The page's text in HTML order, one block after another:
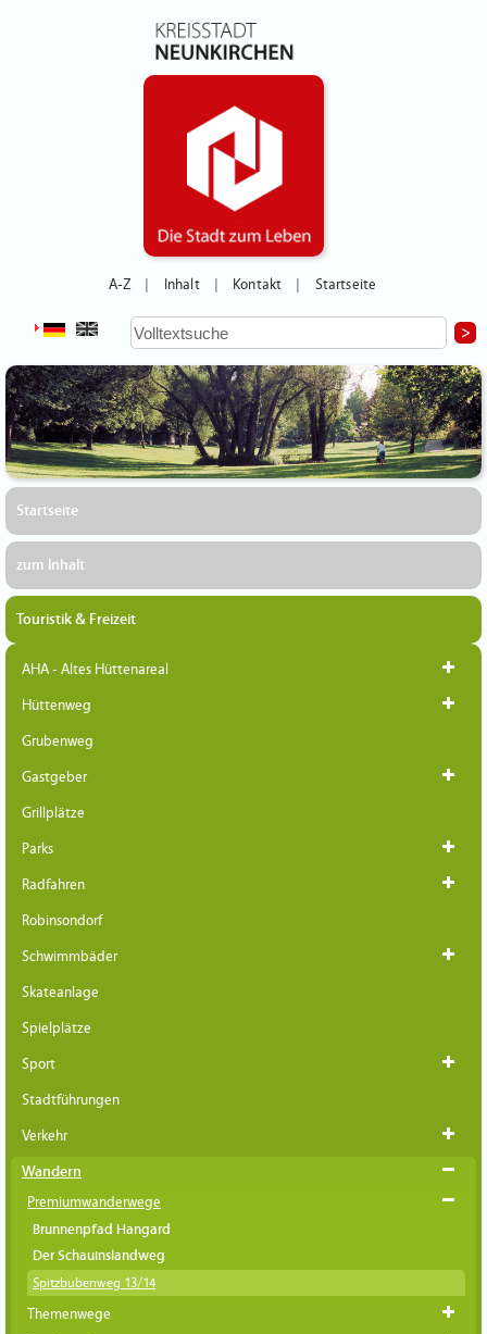
A-Z Inhalt Kontakt Startseite
Startseite
zum Inhalt
Touristik & Freizeit
AHA - Altes Hüttenareal
Hüttenweg
Grubenweg
Gastgeber
Grillplätze
Parks
Radfahren
Robinsondorf
Schwimmbäder
Skateanlage
Spielplätze
Sport
Stadtführungen
Verkehr
Wandern
Premiumwanderwege
Brunnenpfad Hangard
Der Schauinslandweg
Spitzbubenweg 13/14
Themenwege